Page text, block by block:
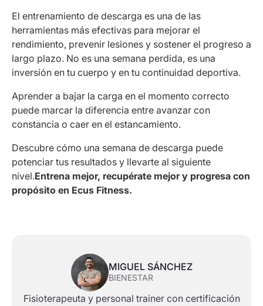
El entrenamiento de descarga es una de las
herramientas más efectivas para mejorar el
rendimiento, prevenir lesiones y sostener el progreso a
largo plazo. No es una semana perdida, es una
inversión en tu cuerpo y en tu continuidad deportiva.
Aprender a bajar la carga en el momento correcto
puede marcar la diferencia entre avanzar con
constancia o caer en el estancamiento.
Descubre cómo una semana de descarga puede
potenciar tus resultados y llevarte al siguiente
nivel.Entrena mejor, recupérate mejor y progresa con
propósito en Ecus Fitness.
MIGUEL SÁNCHEZ
BIENESTAR
Fisioterapeuta y personal trainer con certificación